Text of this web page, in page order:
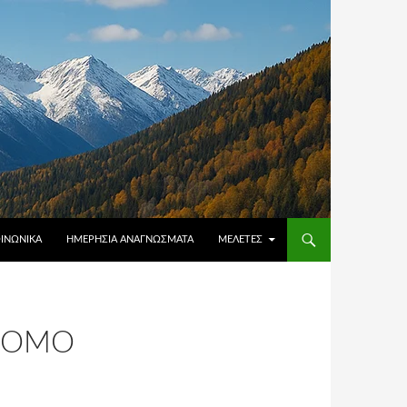
ΗΜΕΡΉΣΙΑ ΑΝΑΓΝΏΣΜΑΤΑ ΜΕΛΈΤΕΣ